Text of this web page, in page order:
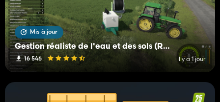
Mis à jour
Gestion réaliste de l'eau et des sols (RWSM)
16 546 il y a 1 jour